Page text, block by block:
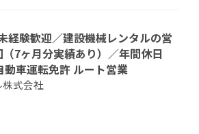
経験歓迎／建設機械レンタルの営
7ヶ月分実績あり）／年間休日
車運転免許 ルート営業
式会社